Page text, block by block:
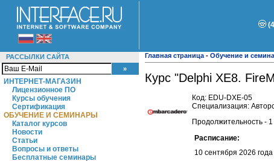
РАССЫЛКИ САЙТА
ИНТЕРНЕТ-МАГАЗИН
Лицензионное ПО
Курсы обучения
Сертификация
ОБУЧЕНИЕ И СЕМИНАРЫ
Каталог курсов
Новости
Статьи
Вопросы и ответы
Бесплатные семинары
Главная страница - Обучение и
Курс "Delphi XE8.
Код: EDU-DXE-05
Специализация:
Продолжительность -
Расписание:
10 сентября 2026